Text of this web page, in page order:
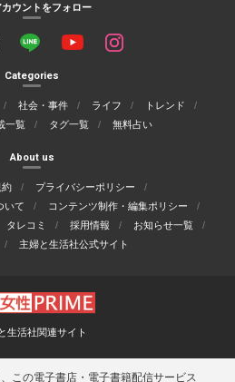
ウントをフォロー
Categories
社会・事件 ライフ
トレンド
一覧 タグ一覧 無料占い
About us
プライバシーポリシー
いて
コンテンツ制作・編集ポリシー
タレコミ 採用情報
お知らせ一覧
主婦と生活社公式サイト
生活社関連サイト
この電子書店・電子書籍配信サービス